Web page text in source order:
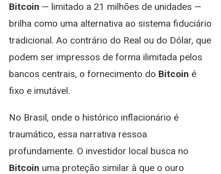
Bitcoin — limitado a 21 milhões de unidades —
brilha como uma alternativa ao sistema fiduciário
tradicional. Ao contrário do Real ou do Dólar, que
podem ser impressos de forma ilimitada pelos
bancos centrais, o fornecimento do Bitcoin é
fixo e imutável.
No Brasil, onde o histórico inflacionário é
traumático, essa narrativa ressoa
profundamente. O investidor local busca no
Bitcoin uma proteção similar à que o ouro